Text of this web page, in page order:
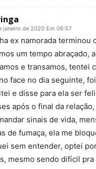
janeiro de 2020 Em 06:57
ex namorada terminou
um tempo abraçado,
e transamos, tentei
face no dia seguinte,
e disse para ela ser
após o final da
sinais de vida,
de fumaça, ela me
sem entender, optei
mesmo sendo difícil pra